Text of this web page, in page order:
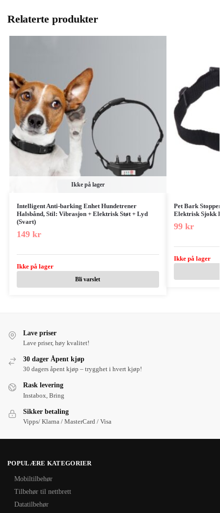
Relaterte produkter
Ikke på lager
Intelligent Anti-barking Enhet Hundetrener
Halsbånd, Stil: Vibrasjon + Elektrisk Støt + Lyd
(Svart)
149 kr
Ikke på lager
Bli varslet
Pet Bark
Elektrisk Sjokk
99 kr
Ikke på lager
Lave priser
Lave priser, høy kvalitet!
30 dager Åpent kjøp
30 dagers åpent kjøp – trygghet i hvert kjøp!
Rask levering
Instabox, Bring
Sikker betaling
Vipps/ Klarna / MasterCard / Visa
POPULÆRE KATEGORIER
Mobiltilbehør
Tilbehør til nettbrett
Datatilbehør